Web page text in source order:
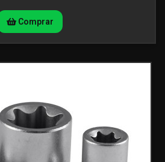
Comprar